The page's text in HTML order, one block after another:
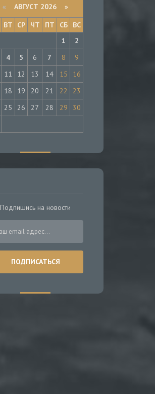
« АВГУСТ 2026 »
ВТ СР ЧТ ПТ СБ
ВС
1
2
4 5 6 7 8
9
11 12 13 14 15
16
18 19 20 21 22
23
25 26 27 28 29
30
Подпишись на новости